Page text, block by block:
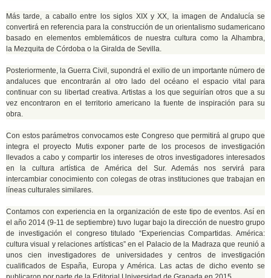
Más tarde, a caballo entre los siglos XIX y XX, la imagen de Andalucía se
convertirá en referencia para la construcción de un orientalismo sudamericano
basado en elementos emblemáticos de nuestra cultura como la Alhambra,
la Mezquita de Córdoba o la Giralda de Sevilla.
Posteriormente, la Guerra Civil, supondrá el exilio de un importante número de
andaluces que encontrarán al otro lado del océano el espacio vital para
continuar con su libertad creativa. Artistas a los que seguirían otros que a su
vez encontraron en el territorio americano la fuente de inspiración para su
obra.
Con estos parámetros convocamos este Congreso que permitirá al grupo que
integra el proyecto Mutis exponer parte de los procesos de investigación
llevados a cabo y compartir los intereses de otros investigadores interesados
en la cultura artística de América del Sur. Además nos servirá para
intercambiar conocimiento con colegas de otras instituciones que trabajan en
líneas culturales similares.
Contamos con experiencia en la organización de este tipo de eventos. Así en
el año 2014 (9-11 de septiembre) tuvo lugar bajo la dirección de nuestro grupo
de investigación el congreso titulado “Experiencias Compartidas. América:
cultura visual y relaciones artísticas” en el Palacio de la Madraza que reunió a
unos cien investigadores de universidades y centros de investigación
cualificados de España, Europa y América. Las actas de dicho evento se